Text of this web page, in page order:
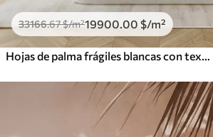
33166.67$/m²19900 .00 $/m²